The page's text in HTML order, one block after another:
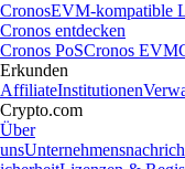
CronosEVM-kompatible
Cronos entdecken
Cronos PoSCronos EVM
Erkunden
AffiliateInstitutionen
Crypto.com
Über
uns